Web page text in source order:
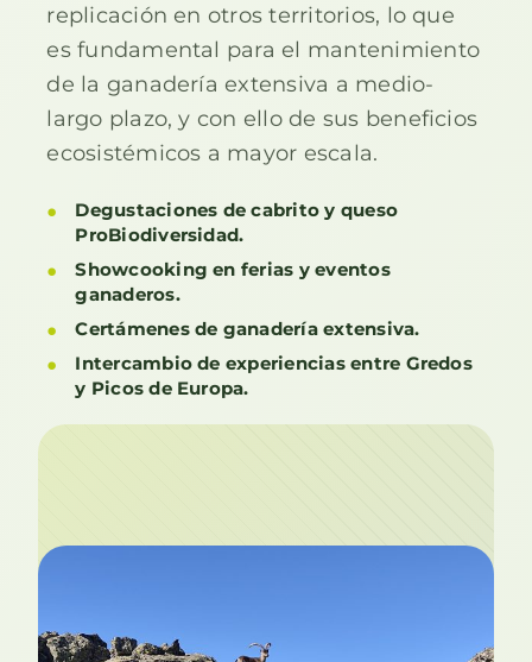
replicación en otros territorios, lo que
es fundamental para el mantenimiento
de la ganadería extensiva a medio-
largo plazo, y con ello de sus beneficios
ecosistémicos a mayor escala.
Degustaciones de cabrito y queso
ProBiodiversidad.
Showcooking en ferias y eventos
ganaderos.
Certámenes de ganadería extensiva.
Intercambio de experiencias entre Gredos
y Picos de Europa.